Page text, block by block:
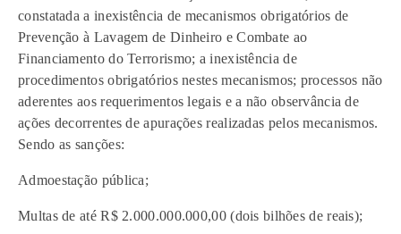
constatada a inexistência de mecanismos obrigatórios de
Prevenção à Lavagem de Dinheiro e Combate ao
Financiamento do Terrorismo; a inexistência de
procedimentos obrigatórios nestes mecanismos; processos não
aderentes aos requerimentos legais e a não observância de
ações decorrentes de apurações realizadas pelos mecanismos.
Sendo as sanções:
Admoestação pública;
Multas de até R$ 2.000.000.000,00 (dois bilhões de reais);